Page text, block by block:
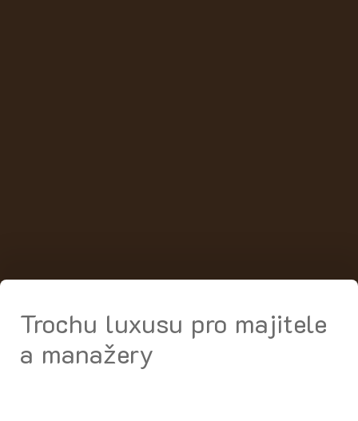
Trochu luxusu pro majitele
a manažery